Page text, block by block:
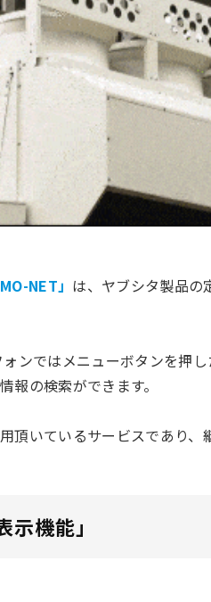
NET」 は、ヤブシタ製品の
ンではメニューボタンを押し
報の検索ができます。
頂いているサービスであり、
機能」